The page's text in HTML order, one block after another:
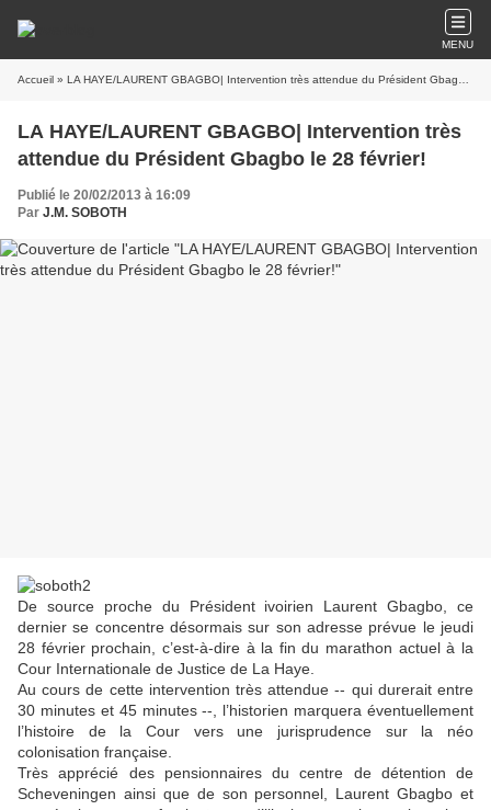
MENU
Accueil » LA HAYE/LAURENT GBAGBO| Intervention très attendue du Président Gbagbo le 28 février!
LA HAYE/LAURENT GBAGBO| Intervention très
attendue du Président Gbagbo le 28 février!
Publié le 20/02/2013 à 16:09
Par J.M. SOBOTH
De source proche du Président ivoirien Laurent Gbagbo, ce
dernier se concentre désormais sur son adresse prévue le jeudi
28 février prochain, c’est-à-dire à la fin du marathon actuel à la
Cour Internationale de Justice de La Haye.
Au cours de cette intervention très attendue -- qui durerait entre
30 minutes et 45 minutes --, l’historien marquera éventuellement
l’histoire de la Cour vers une jurisprudence sur la néo
colonisation française.
Très apprécié des pensionnaires du centre de détention de
Scheveningen ainsi que de son personnel, Laurent Gbagbo et